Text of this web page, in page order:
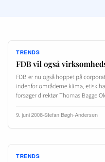
TRENDS
FDB vil også
FDB er nu også hoppet på
indenfor områderne klima, etisk
forsøger direktør Thomas Bagge
9. juni 2008·Stefan Bøgh-Andersen
TRENDS